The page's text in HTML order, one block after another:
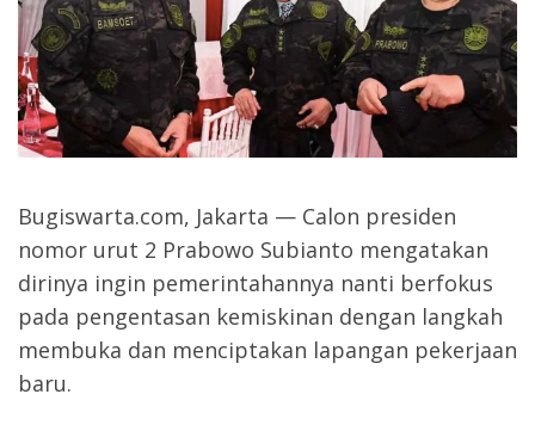
Bugiswarta.com, Jakarta — Calon presiden
nomor urut 2 Prabowo Subianto mengatakan
dirinya ingin pemerintahannya nanti berfokus
pada pengentasan kemiskinan dengan langkah
membuka dan menciptakan lapangan pekerjaan
baru.